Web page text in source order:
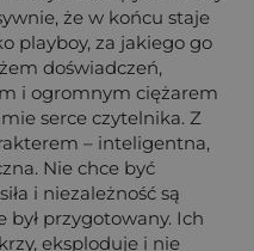
że w końcu staje
playboy, za jakiego go
doświadczeń,
i ogromnym ciężarem
serce czytelnika. Z
– inteligentna,
Nie chce być
i niezależność są
przygotowany. Ich
eksploduje i nie